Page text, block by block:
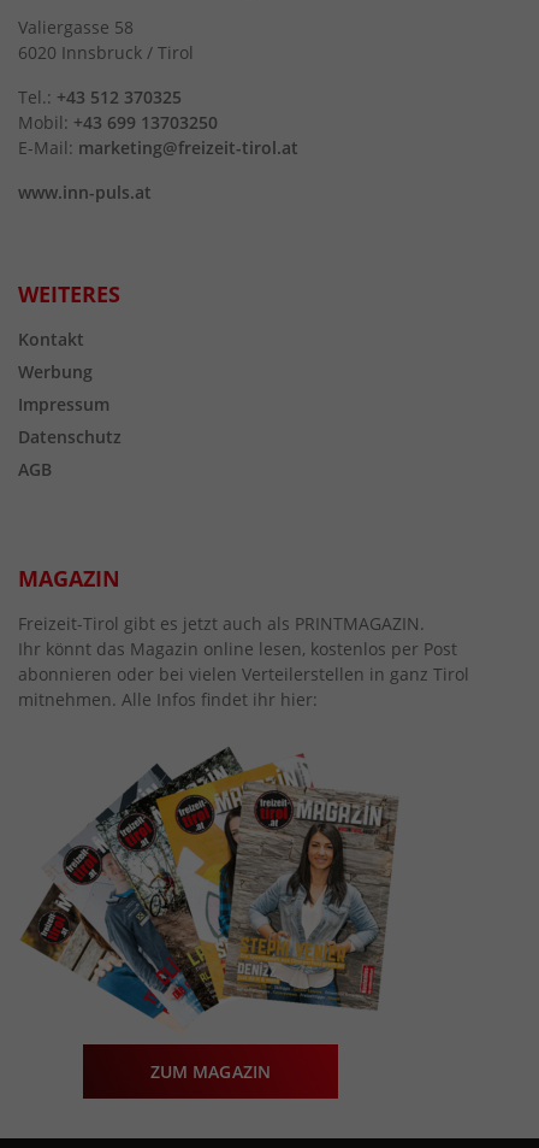
Valiergasse 58
6020 Innsbruck / Tirol
Tel.: +43 512 370325
Mobil: +43 699 13703250
E-Mail: marketing@freizeit-tirol.at
www.inn-puls.at
WEITERES
Kontakt
Werbung
Impressum
Datenschutz
AGB
MAGAZIN
Freizeit-Tirol gibt es jetzt auch als PRINTMAGAZIN.
Ihr könnt das Magazin online lesen, kostenlos per Post
abonnieren oder bei vielen Verteilerstellen in ganz Tirol
mitnehmen. Alle Infos findet ihr hier:
ZUM MAGAZIN